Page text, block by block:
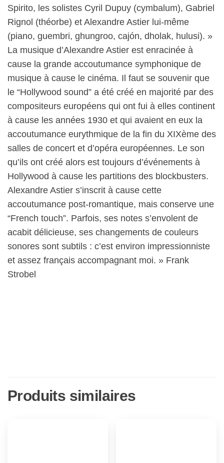
Spirito, les solistes Cyril Dupuy (cymbalum), Gabriel
Rignol (théorbe) et Alexandre Astier lui-même
(piano, guembri, ghungroo, cajón, dholak, hulusi). »
La musique d’Alexandre Astier est enracinée à
cause la grande accoutumance symphonique de
musique à cause le cinéma. Il faut se souvenir que
le “Hollywood sound” a été créé en majorité par des
compositeurs européens qui ont fui à elles continent
à cause les années 1930 et qui avaient en eux la
accoutumance eurythmique de la fin du XIXème des
salles de concert et d’opéra européennes. Le son
qu’ils ont créé alors est toujours d’événements à
Hollywood à cause les partitions des blockbusters.
Alexandre Astier s’inscrit à cause cette
accoutumance post-romantique, mais conserve une
“French touch”. Parfois, ses notes s’envolent de
acabit délicieuse, ses changements de couleurs
sonores sont subtils : c’est environ impressionniste
et assez français accompagnant moi. » Frank
Strobel
Produits similaires